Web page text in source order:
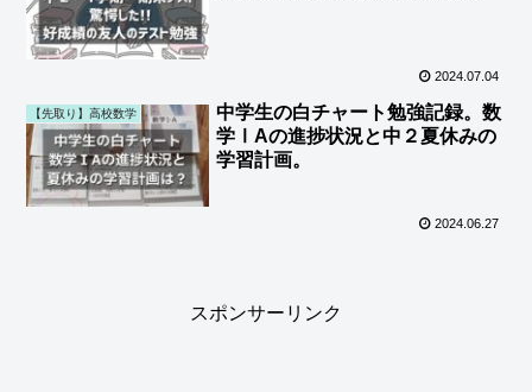
2024.07.04
【先取り】高校数学
中学生の白チャート勉強記録。数
学ⅠAの進捗状況と中２夏休みの
学習計画。
2024.06.27
スポンサーリンク